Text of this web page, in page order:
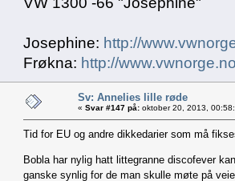
Josephine: http://
Frøkna: http://
Sv: Annelies lille røde
« Svar #147 på: oktober 20, 2013,
Tid for EU og andre dikkedarier som må
Bobla har nylig hatt littegranne discofever
ganske synlig for de man skulle møte på